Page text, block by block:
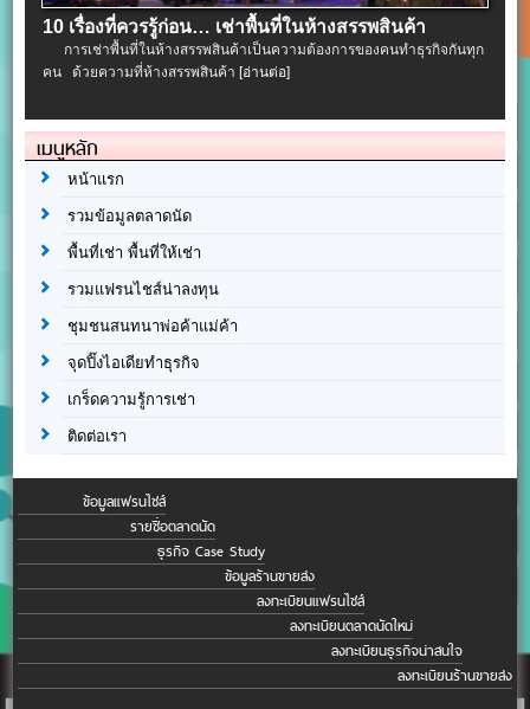
10 เรื่องที่ควรรู้ก่อน… เช่าพื้นที่ในห้างสรรพสินค้า
การเช่าพื้นที่ในห้างสรรพสินค้าเป็นความต้องการของคนทำธุรกิจกันทุก
คน ด้วยความที่ห้างสรรพสินค้า[อ่านต่อ]
เมนูหลัก
หน้าแรก
รวมข้อมูลตลาดนัด
พื้นที่เช่า พื้นที่ให้เช่า
รวมแฟรนไชส์น่าลงทุน
ชุมชนสนทนาพ่อค้าแม่ค้า
จุดปิ๊งไอเดียทำธุรกิจ
เกร็ดความรู้การเช่า
ติดต่อเรา
ข้อมูลแฟรนไชส์
รายชื่อตลาดนัด
ธุรกิจ Case Study
ข้อมูลร้านขายส่ง
ลงทะเบียนแฟรนไชส์
ลงทะเบียนตลาดนัดใหม่
ลงทะเบียนธุรกิจน่าสนใจ
ลงทะเบียนร้านขายส่ง